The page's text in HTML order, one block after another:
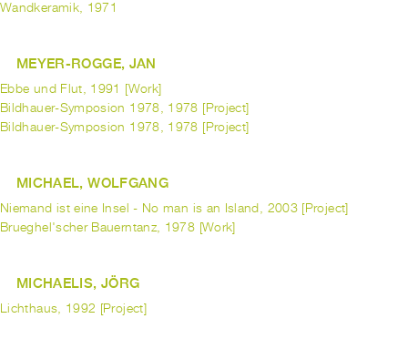
Wandkeramik, 1971
MEYER-ROGGE, JAN
Ebbe und Flut, 1991 [Work]
Bildhauer-Symposion 1978, 1978 [Project]
Bildhauer-Symposion 1978, 1978 [Project]
MICHAEL, WOLFGANG
Niemand ist eine Insel - No man is an Island, 2003 [Project]
Brueghel'scher Bauerntanz, 1978 [Work]
MICHAELIS, JÖRG
Lichthaus, 1992 [Project]